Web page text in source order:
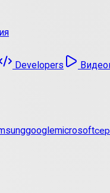
Developers
googlemicrosoft